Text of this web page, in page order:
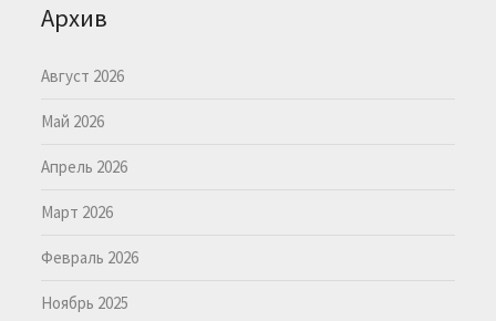
Архив
Август 2026
Май 2026
Апрель 2026
Март 2026
Февраль 2026
Ноябрь 2025